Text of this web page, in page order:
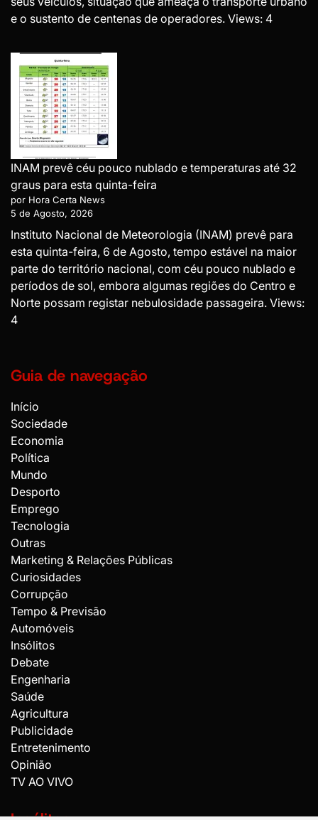
e o sustento de centenas de operadores. Views: 4
INAM prevê céu pouco nublado e temperaturas até 32
graus para esta quinta-feira
por Hora Certa News
5 de Agosto, 2026
Instituto Nacional de Meteorologia (INAM) prevê para
esta quinta-feira, 6 de Agosto, tempo estável na maior
parte do território nacional, com céu pouco nublado e
períodos de sol, embora algumas regiões do Centro e
Norte possam registar nebulosidade passageira. Views:
4
Guia de navegação
Início
Sociedade
Economia
Política
Mundo
Desporto
Emprego
Tecnologia
Outras
Marketing & Relações Públicas
Curiosidades
Corrupção
Tempo & Previsão
Automóveis
Insólitos
Debate
Engenharia
Saúde
Agricultura
Publicidade
Entretenimento
Opinião
TV AO VIVO